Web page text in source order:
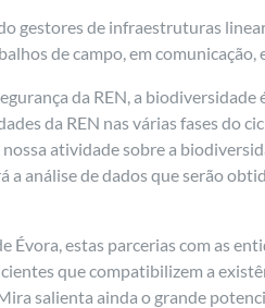
gestores de infraestruturas
de campo, em
da REN, a
da REN nas várias fases do
atividade sobre a
análise de dados que serão
estas parcerias com as
que compatibilizem a
salienta ainda o grande